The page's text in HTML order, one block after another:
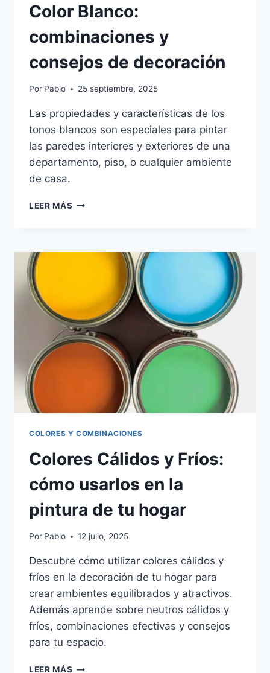
Color Blanco:
combinaciones y
consejos de decoración
Por Pablo 25 septiembre, 2025
Las propiedades y características de los
tonos blancos son especiales para pintar
las paredes interiores y exteriores de una
departamento, piso, o cualquier ambiente
de casa.
LEER MÁS PINTAR
COLOR
COMBINACIONES
CONSEJOS
DE
DECORACIÓN
COLORES Y COMBINACIONES
Colores Cálidos y Fríos:
cómo usarlos en la
pintura de tu hogar
Por Pablo 12 julio, 2025
Descubre cómo utilizar colores cálidos y
fríos en la decoración de tu hogar para
crear ambientes equilibrados y atractivos.
Además aprende sobre neutros cálidos y
fríos, combinaciones efectivas y consejos
para tu espacio.
LEER MÁS COLORES